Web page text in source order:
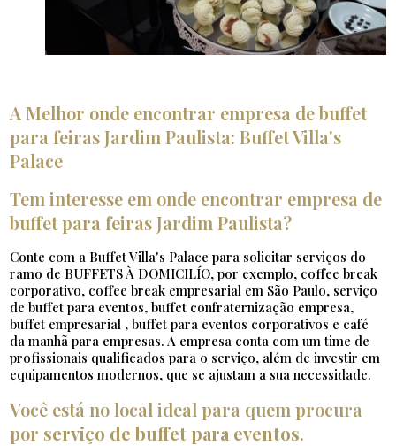
A Melhor onde encontrar empresa de buffet
para feiras Jardim Paulista: Buffet Villa's
Palace
Tem interesse em onde encontrar empresa de
buffet para feiras Jardim Paulista?
Conte com a Buffet Villa's Palace para solicitar serviços do
ramo de BUFFETS À DOMICILÍO, por exemplo, coffee break
corporativo, coffee break empresarial em São Paulo, serviço
de buffet para eventos, buffet confraternização empresa,
buffet empresarial , buffet para eventos corporativos e café
da manhã para empresas. A empresa conta com um time de
profissionais qualificados para o serviço, além de investir em
equipamentos modernos, que se ajustam a sua necessidade.
Você está no local ideal para quem procura
por serviço de buffet para eventos.